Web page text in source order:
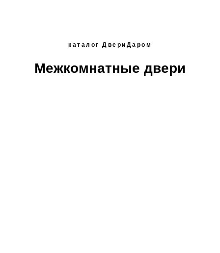
каталог ДвериДаром
Межкомнатные двери